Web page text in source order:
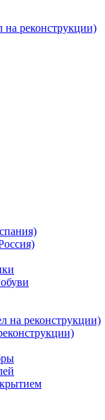
на реконструкции)
на реконструкции)